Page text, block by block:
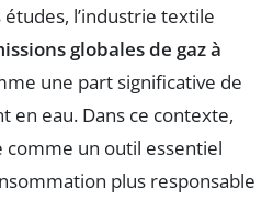
l’industrie textile
globales de gaz à
une part significative de
en eau. Dans ce contexte,
comme un outil essentiel
plus responsable